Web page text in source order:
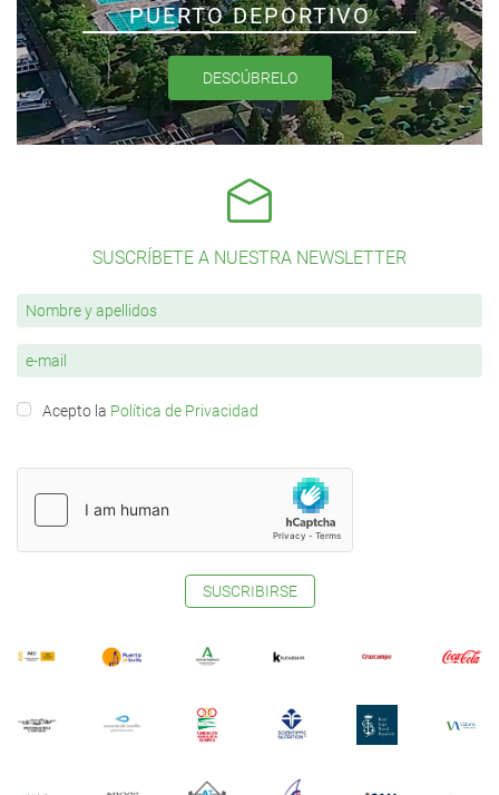
PUERTO DEPORTIVO
DESCÚBRELO
SUSCRÍBETE A NUESTRA NEWSLETTER
Acepto la Política de Privacidad
SUSCRIBIRSE